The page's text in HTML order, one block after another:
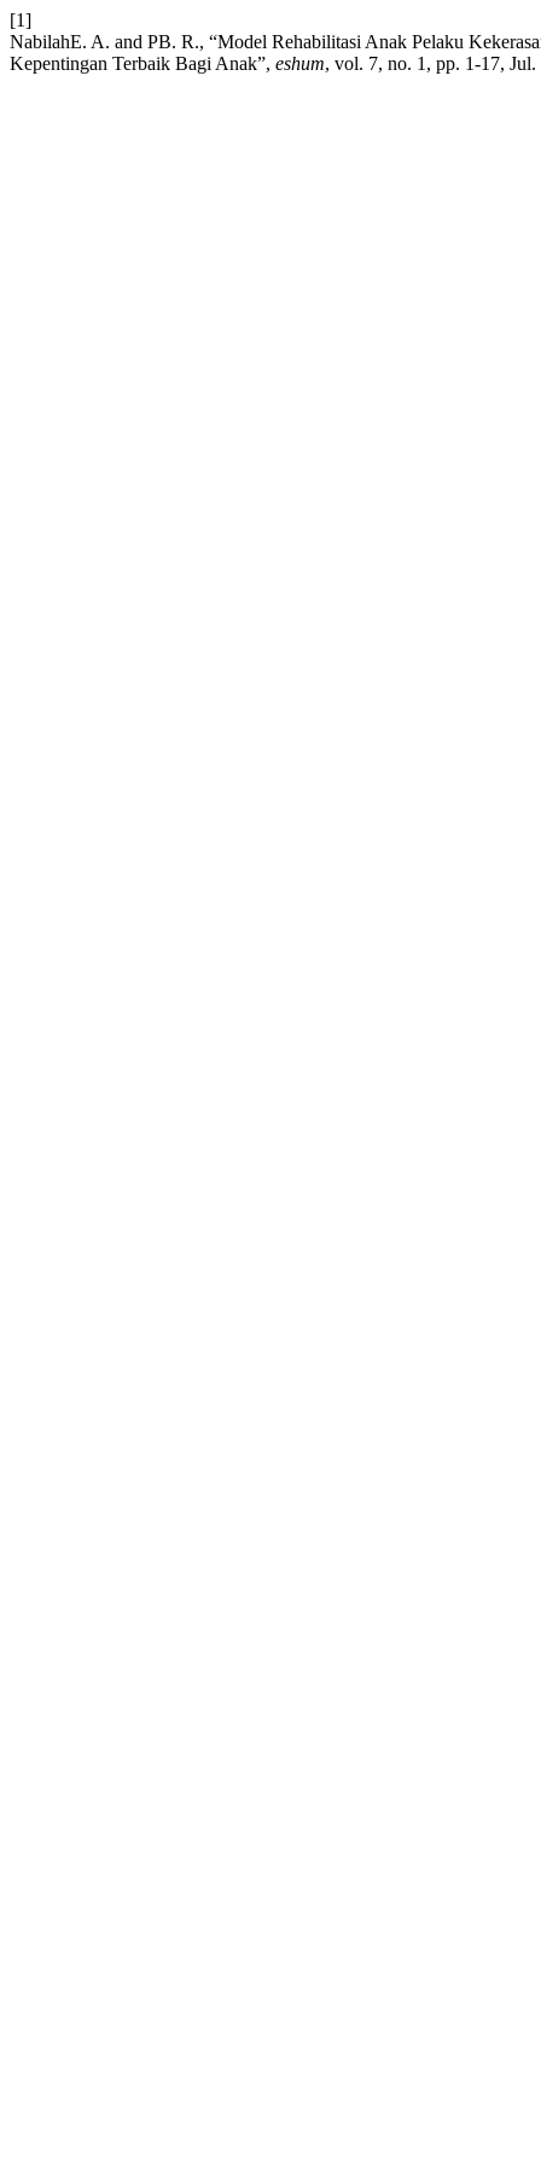
[1]
NabilahE. A. and PB. R., “Model Rehabilitasi Anak Pelaku
Kepentingan Terbaik Bagi Anak”, eshum, vol. 7, no. 1, pp. 1-17, Jul.